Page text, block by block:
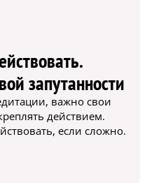
запутанности
важно свои
действием.
если сложно.